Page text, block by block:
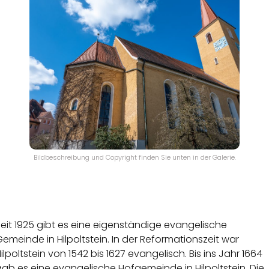
Bildbeschreibung und Copyright finden Sie unten in der Galerie.
1925 gibt es eine eigenständige evangelische
in Hilpoltstein. In der Reformationszeit war
von 1542 bis 1627 evangelisch. Bis ins Jahr 1664